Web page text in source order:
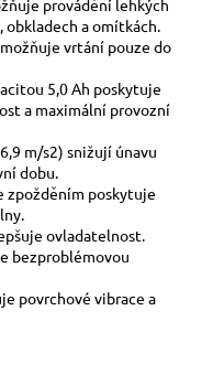
provádění lehkých
obkladech a omítkách.
vrtání pouze do
5,0 Ah poskytuje
a maximální provozní
m/s2) snižují únavu
dobu.
zpožděním poskytuje
ovladatelnost.
bezproblémovou
povrchové vibrace a